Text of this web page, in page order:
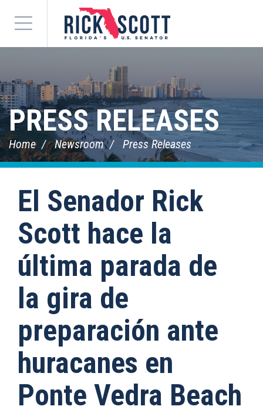
Menu
PRESS RELEASES
Home Newsroom Press Releases
El Senador Rick
Scott hace la
última parada de
la gira de
preparación ante
huracanes en
Ponte Vedra Beach